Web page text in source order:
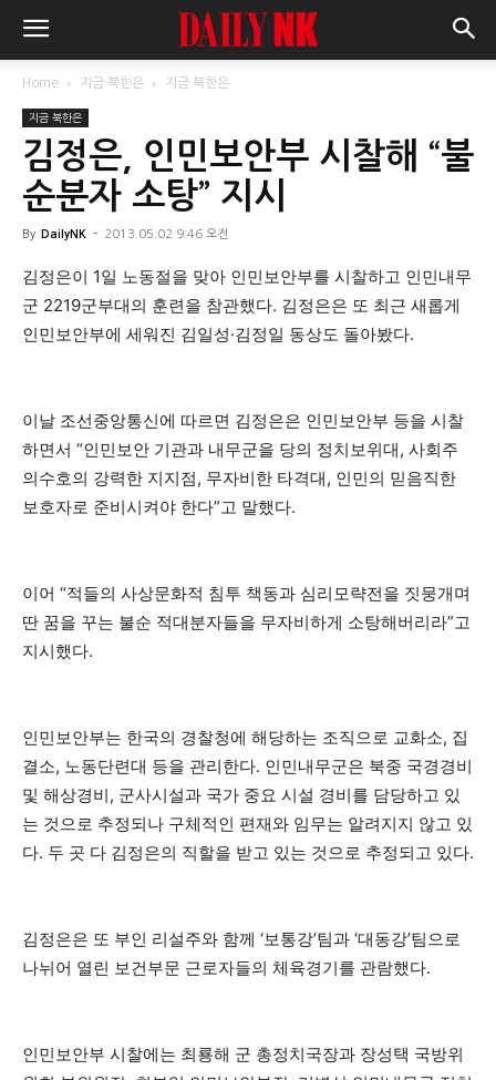
Home 지금 북한은 지금 북한은
지금 북한은
김정은, 인민보안부 시찰해 “불
순분자 소탕” 지시
By DailyNK - 2013.05.02 9:46 오전
김정은이 1일 노동절을 맞아 인민보안부를 시찰하고 인민내무
군 2219군부대의 훈련을 참관했다. 김정은은 또 최근 새롭게
인민보안부에 세워진 김일성·김정일 동상도 돌아봤다.
이날 조선중앙통신에 따르면 김정은은 인민보안부 등을 시찰
하면서 “인민보안 기관과 내무군을 당의 정치보위대, 사회주
의수호의 강력한 지지점, 무자비한 타격대, 인민의 믿음직한
보호자로 준비시켜야 한다”고 말했다.
이어 “적들의 사상문화적 침투 책동과 심리모략전을 짓뭉개며
딴 꿈을 꾸는 불순 적대분자들을 무자비하게 소탕해버리라”고
지시했다.
인민보안부는 한국의 경찰청에 해당하는 조직으로 교화소, 집
결소, 노동단련대 등을 관리한다. 인민내무군은 북중 국경경비
및 해상경비, 군사시설과 국가 중요 시설 경비를 담당하고 있
는 것으로 추정되나 구체적인 편재와 임무는 알려지지 않고 있
다. 두 곳 다 김정은의 직할을 받고 있는 것으로 추정되고 있다.
김정은은 또 부인 리설주와 함께 ‘보통강’팀과 ‘대동강’팀으로
나뉘어 열린 보건부문 근로자들의 체육경기를 관람했다.
인민보안부 시찰에는 최룡해 군 총정치국장과 장성택 국방위